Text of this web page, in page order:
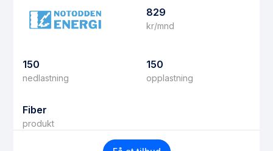
829
kr/mnd
150
nedlastning
150
opplastning
Fiber
produkt